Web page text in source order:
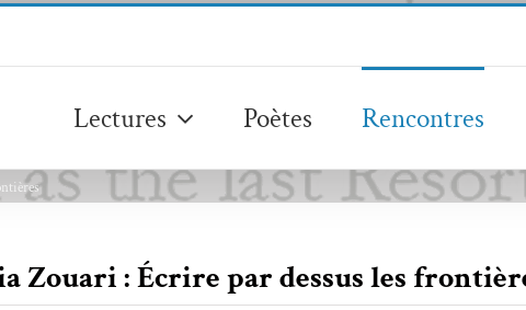
Lectures Poètes Rencontres
Zouari : Écrire par dessus les